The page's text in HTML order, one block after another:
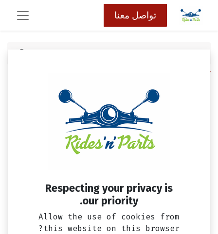
تواصل معنا
كافة المنتجات
Respecting your privacy is
our priority.
Allow the use of cookies from
this website on this browser?